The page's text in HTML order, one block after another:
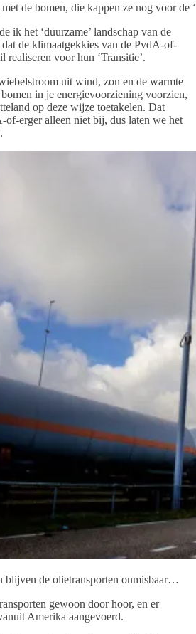
de bomen, die kappen ze nog voor de
ik het ‘duurzame’ landschap van de
de klimaatgekkies van de PvdA-of-
realiseren voor hun ‘Transitie’.
uit wind, zon en de warmte
in je energievoorziening voorzien,
op deze wijze toetakelen. Dat
of-erger alleen niet bij, dus laten we het
blijven de olietransporten onmisbaar…
gewoon door hoor, en er
Amerika aangevoerd.